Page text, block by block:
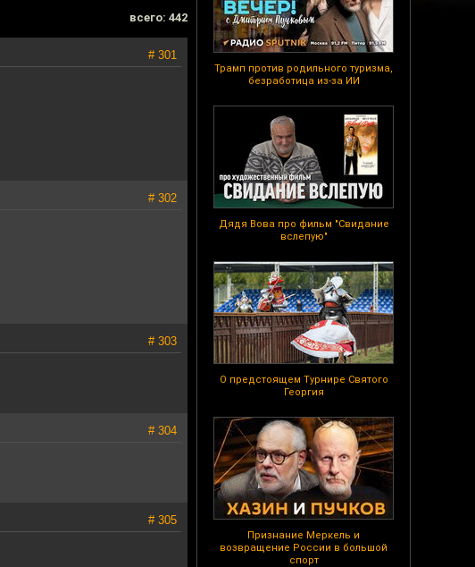
Трамп против родильного туризма,
безработица из-за ИИ
Дядя Вова про фильм "Свидание
вслепую"
О предстоящем Турнире Святого
Георгия
Признание Меркель и
возвращение России в большой
спорт
всего: 442
# 301
# 302
# 303
# 304
# 305